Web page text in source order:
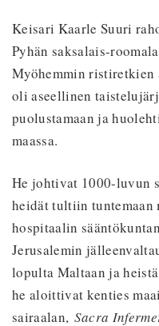
Keisari Kaarle Suuri
Pyhän saksalais-
Myöhemmin
oli aseellinen
puolustamaan ja
maassa.
He johtivat 1000-luvun
heidät tultiin tuntemaan
hospitaalin
Jerusalemin
lopulta Maltaan ja
he aloittivat kenties
sairaalan, Sacra